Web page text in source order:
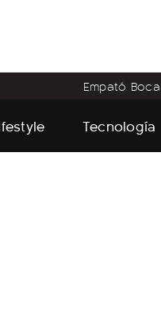
Empató Boca
Tecnología